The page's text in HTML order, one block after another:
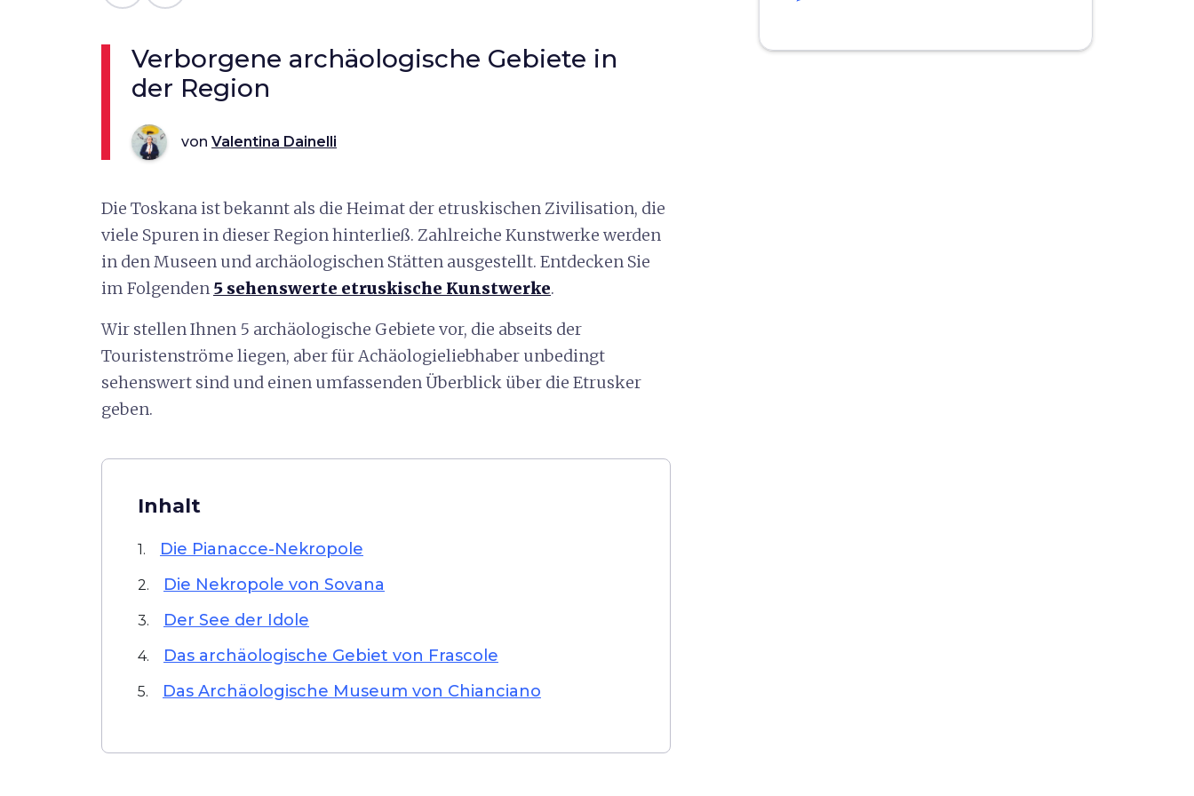
Verborgene archäologische Gebiete in
der Region
von Valentina Dainelli
Die Toskana ist bekannt als die Heimat der etruskischen Zivilisation, die
viele Spuren in dieser Region hinterließ. Zahlreiche Kunstwerke werden
in den Museen und archäologischen Stätten ausgestellt. Entdecken Sie
im Folgenden 5 sehenswerte etruskische Kunstwerke.
Wir stellen Ihnen 5 archäologische Gebiete vor, die abseits der
Touristenströme liegen, aber für Achäologieliebhaber unbedingt
sehenswert sind und einen umfassenden Überblick über die Etrusker
geben.
Inhalt
1. Die Pianacce-Nekropole
2. Die Nekropole von Sovana
3. Der See der Idole
4. Das archäologische Gebiet von Frascole
5. Das Archäologische Museum von Chianciano